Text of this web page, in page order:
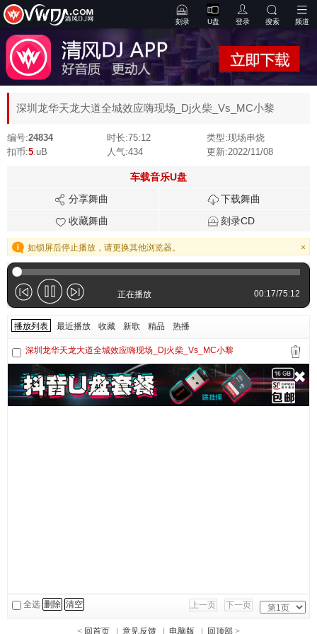
刻录 U盘 登录 搜索 频道
深圳龙华天龙大道全城效应嗨现场_Dj火柴_Vs_MC小黎
编号:24834 时长:75:12 类型:现场串烧
扣币:5.uB 人气:434 更新:2022/11/08
车载音乐U盘
分享舞曲
下载舞曲
收藏舞曲
刻录CD
如锁屏后停止播放，请更换其他浏览器。 ×
正在播放 00:17/75:12
播放列表 最近播放 收藏 新歌 精品 热播
深圳龙华天龙大道全城效应嗨现场_Dj火柴_Vs_MC小黎
全选 删除 清空 上一页 下一页
< 回首页 意见反馈 电脑版 回顶部 >